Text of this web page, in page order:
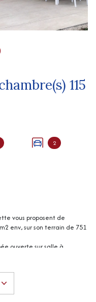
2
vous proposent de
env., sur son terrain de 751
ouverte sur salle à
terrasse, un bureau avec